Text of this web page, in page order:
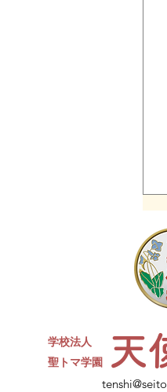
天
学校法人
​聖トマ学園